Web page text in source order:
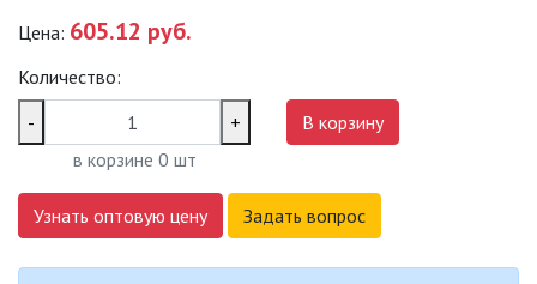
САДОВЫЕ СВЕТИЛЬНИКИ
СВЕТИЛЬНИКИ
Цена: 605.12 руб.
Количество:
-
+
в корзине 0 шт
В корзину
Узнать оптовую цену Задать вопрос